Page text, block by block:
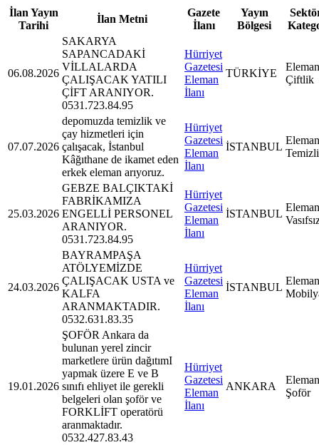
İlan Yayın
Tarihi
İlan Metni
Gazete
İlanı
Yayın
Bölgesi
06.08.2026
SAKARYA
SAPANCADAKİ
VİLLALARDA
ÇALIŞACAK YATILI
ÇİFT ARANIYOR.
0531.723.84.95
Hürriyet
Gazetesi
Eleman
İlanı
TÜRKİYE
Çiftlik
07.07.2026
depomuzda temizlik ve
çay hizmetleri için
çalışacak, İstanbul
Kâğıthane de ikamet eden
erkek eleman arıyoruz.
Hürriyet
Gazetesi
Eleman
İlanı
İSTANBUL
25.03.2026
GEBZE BALÇIKTAKİ
FABRİKAMIZA
ENGELLİ PERSONEL
ARANIYOR.
0531.723.84.95
Hürriyet
Gazetesi
Eleman
İlanı
İSTANBUL
24.03.2026
BAYRAMPAŞA
ATÖLYEMİZDE
ÇALIŞACAK USTA ve
KALFA
ARANMAKTADIR.
0532.631.83.35
Hürriyet
Gazetesi
Eleman
İlanı
İSTANBUL
19.01.2026
ŞOFÖR Ankara da
bulunan yerel zincir
marketlere ürün dağıtımI
yapmak üzere E ve B
sınıfı ehliyet ile gerekli
belgeleri olan şoför ve
FORKLİFT operatörü
aranmaktadır.
0532.427.83.43
Hürriyet
Gazetesi
Eleman
İlanı
ANKARA
Şoför